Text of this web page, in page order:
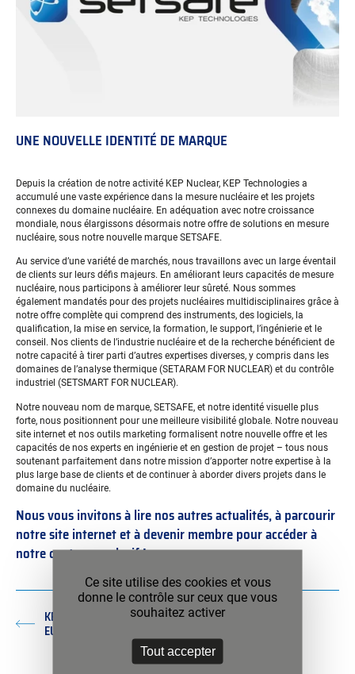
UNE NOUVELLE IDENTITÉ DE MARQUE
Depuis la création de notre activité KEP Nuclear, KEP Technologies a
accumulé une vaste expérience dans la mesure nucléaire et les projets
connexes du domaine nucléaire. En adéquation avec notre croissance
mondiale, nous élargissons désormais notre offre de solutions en mesure
nucléaire, sous notre nouvelle marque SETSAFE.
Au service d’une variété de marchés, nous travaillons avec un large éventail
de clients sur leurs défis majeurs. En améliorant leurs capacités de mesure
nucléaire, nous participons à améliorer leur sûreté. Nous sommes
également mandatés pour des projets nucléaires multidisciplinaires grâce à
notre offre complète qui comprend des instruments, des logiciels, la
qualification, la mise en service, la formation, le support, l’ingénierie et le
conseil. Nos clients de l’industrie nucléaire et de la recherche bénéficient de
notre capacité à tirer parti d’autres expertises diverses, y compris dans les
domaines de l’analyse thermique (SETARAM FOR NUCLEAR) et du contrôle
industriel (SETSMART FOR NUCLEAR).
Notre nouveau nom de marque, SETSAFE, et notre identité visuelle plus
forte, nous positionnent pour une meilleure visibilité globale. Notre nouveau
site internet et nos outils marketing formalisent notre nouvelle offre et les
capacités de nos experts en ingénierie et en gestion de projet – tous nous
soutenant parfaitement dans notre mission d’apporter notre expertise à la
plus large base de clients et de continuer à aborder divers projets dans le
domaine du nucléaire.
Nous vous invitons à lire nos autres actualités, à parcourir
notre site internet et à devenir membre pour accéder à
notre contenu exclusif !
Article
KEP TECHNOLOGIES SÉLECTIONNÉE POUR LE PROJET
EUROPÉEN CHANCE
UNE NOUVELLE EMPREINTE DIGITALE !
Ce site utilise des cookies et vous
donne le contrôle sur ceux que vous
souhaitez activer
Tout accepter